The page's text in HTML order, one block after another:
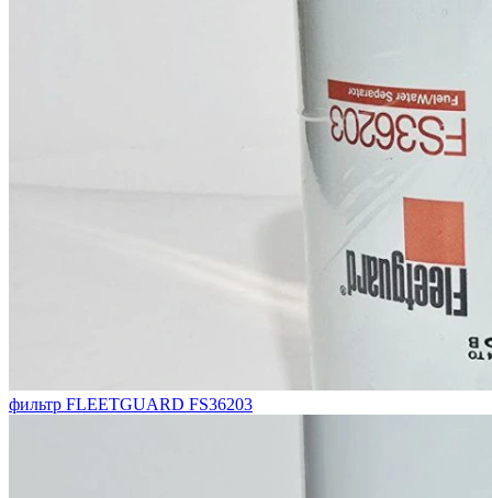
фильтр FLEETGUARD FS36203